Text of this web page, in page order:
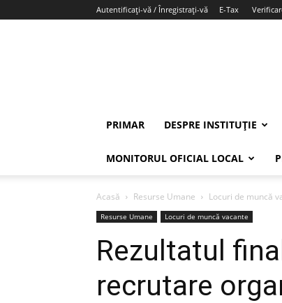
Autentificați-vă / Înregistrați-vă E-Tax
PRIMAR DESPRE INSTITUȚIE
MONITORUL OFICIAL LOCAL
Acasă Resurse Umane Locuri de muncă
Resurse Umane Locuri de muncă vacante
Rezultatul
recrutare